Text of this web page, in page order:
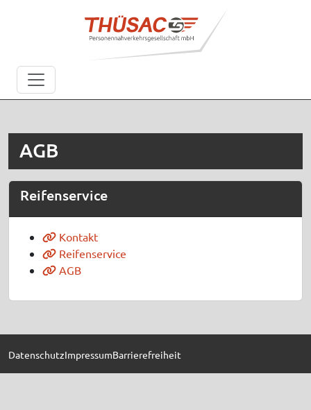
AGB
Reifenservice
Kontakt
Reifenservice
AGB
DatenschutzImpressumBarrierefreiheit